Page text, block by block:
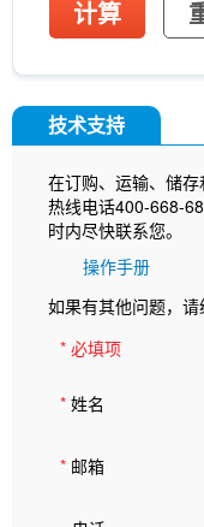
计算
技术支持
在订购、运输、储
热线电话400-668-
时内尽快联系您。
操作手册
如果有其他问题，请
* 必填项
* 姓名
* 邮箱